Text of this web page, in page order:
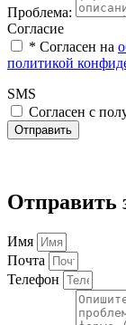
Проблема:
Согласие
* Cогласен на
политикой
SMS
Согласен с
Отправить
Отправить
Имя
Почта
Телефон